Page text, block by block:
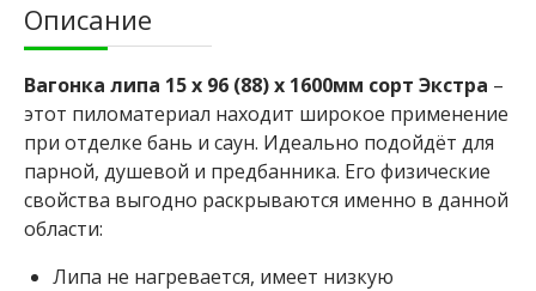
й
в
а
ж
о
с
т
и
р
Описание
Вагонка липа 15 x 96 (88) x 1600мм сорт Экстра –
этот пиломатериал находит широкое применение
при отделке бань и саун. Идеально подойдёт для
парной, душевой и предбанника. Его физические
свойства выгодно раскрываются именно в данной
области:
Липа не нагревается, имеет низкую